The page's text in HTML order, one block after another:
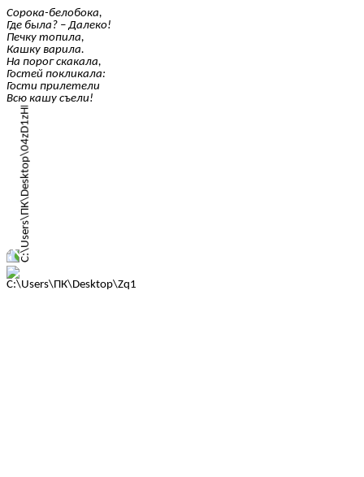
Сорока-белобока,
Где была? – Далеко!
Печку топила,
Кашку варила.
На порог скакала,
Гостей покликала:
Гости прилетели
Всю кашу съели!